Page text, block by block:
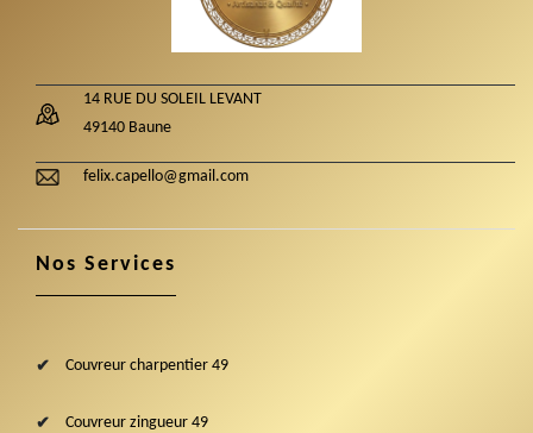
14 RUE DU SOLEIL LEVANT
49140 Baune
felix.capello@gmail.com
Nos Services
Couvreur charpentier 49
Couvreur zingueur 49